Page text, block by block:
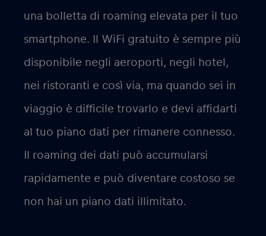
una bolletta di roaming elevata per il tuo
smartphone. Il WiFi gratuito è sempre più
disponibile negli aeroporti, negli hotel,
nei ristoranti e così via, ma quando sei in
viaggio è difficile trovarlo e devi affidarti
al tuo piano dati per rimanere connesso.
Il roaming dei dati può accumularsi
rapidamente e può diventare costoso se
non hai un piano dati illimitato.